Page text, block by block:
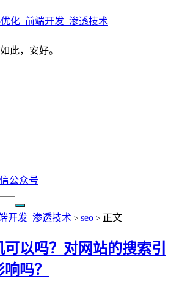
优化_前端开发_渗透技术
此，安好。
公众号
开发_渗透技术 > seo > 正文
以吗？对网站的搜索引
吗？